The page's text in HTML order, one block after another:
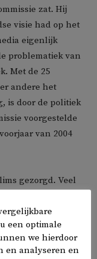
zat. Hij
visie had op het
eigenlijk
problematiek van
Met de 25
andere het
is door de politiek
voorgestelde
van 2004
gezorgd. Veel
na de aanslag op
in de
sentiment nog
een optimale
we hierdoor
en analyseren en